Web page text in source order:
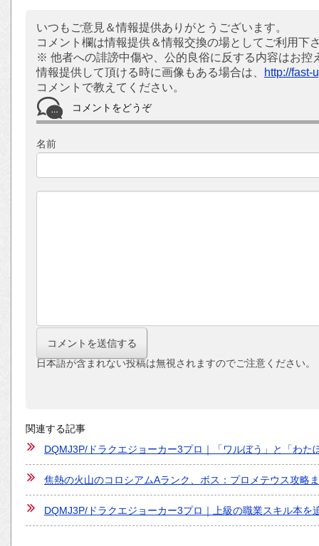
いつもご意見＆情報提供ありがとうございます。
コメント欄は情報提供＆情報交換の場としてご利用下
※ 他者への誹謗中傷や、公的良俗に反する内容はお控
情報提供して頂ける時に画像もある場合は、
http://fast-
コメントで教えてください。
コメントをどうぞ
名前
日本語が含まれない投稿は無視されますのでご注意ください
関連する記事
DQMJ3P/ドラクエジョーカー3プロ｜「ワルぼう」と「わた
焦熱の火山のコロシアムAランク、ボス：プロメテウス攻略
DQMJ3P/ドラクエジョーカー3プロ｜上級の職業スキル本を